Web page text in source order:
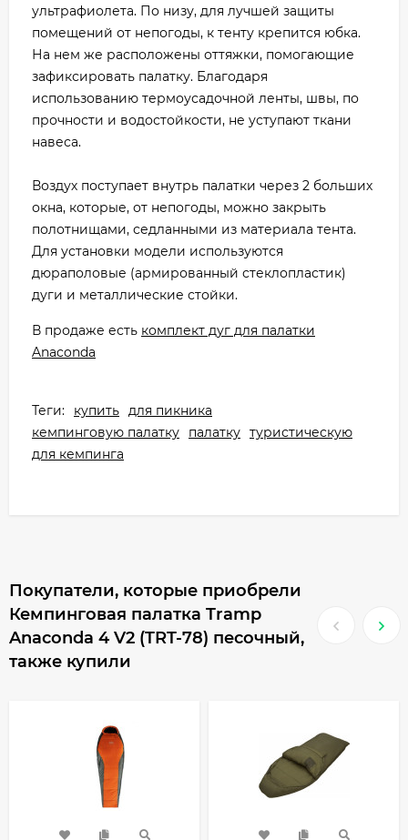
ультрафиолета. По низу, для лучшей защиты
помещений от непогоды, к тенту крепится юбка.
На нем же расположены оттяжки, помогающие
зафиксировать палатку. Благодаря
использованию термоусадочной ленты, швы, по
прочности и водостойкости, не уступают ткани
навеса.
Воздух поступает внутрь палатки через 2 больших
окна, которые, от непогоды, можно закрыть
полотнищами, седланными из материала тента.
Для установки модели используются
дюраполовые (армированный стеклопластик)
дуги и металлические стойки.
В продаже есть комплект дуг для палатки
Anaconda
Теги: купить для пикника
кемпинговую палатку
палатку туристическую
для кемпинга
Покупатели, которые приобрели
Кемпинговая палатка Tramp
Anaconda 4 V2 (TRT-78) песочный,
также купили